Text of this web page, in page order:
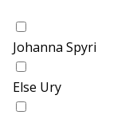
Johanna Spyri
Else Ury